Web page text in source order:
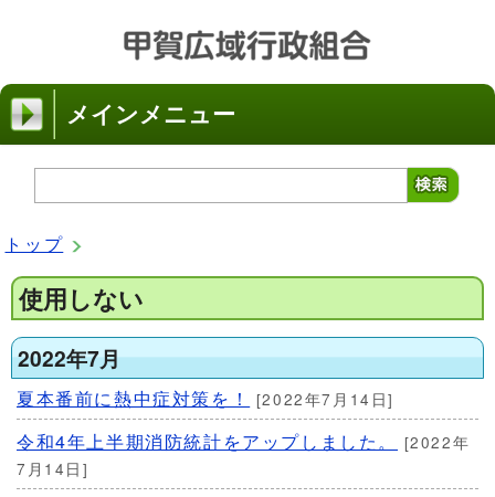
メインメニュー
トップ
使用しない
2022年7月
夏本番前に熱中症対策を！ [2022年7月14日]
令和4年上半期消防統計をアップしました。
[2022年
7月14日]